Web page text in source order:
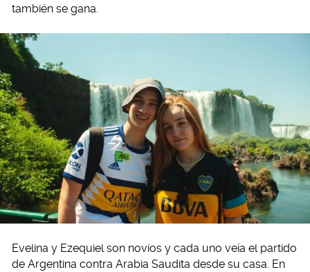
también se gana.
Evelina y Ezequiel son novios y cada uno veía el partido
de Argentina contra Arabia Saudita desde su casa. En